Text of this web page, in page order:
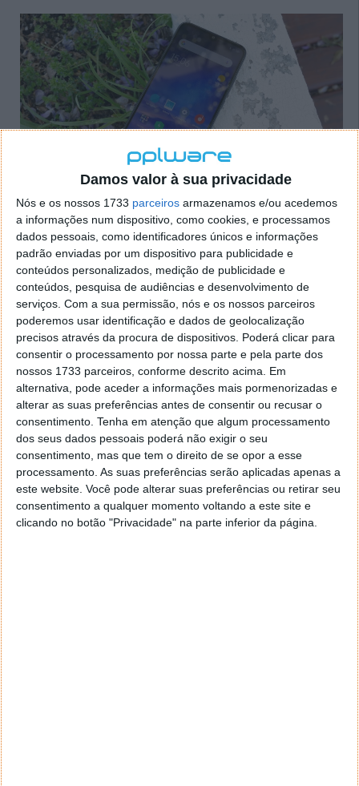
Damos valor à sua privacidade
Nós e os nossos 1733 parceiros armazenamos e/ou acedemos
a informações num dispositivo, como cookies, e processamos
dados pessoais, como identificadores únicos e informações
padrão enviadas por um dispositivo para publicidade e
conteúdos personalizados, medição de publicidade e
conteúdos, pesquisa de audiências e desenvolvimento de
serviços. Com a sua permissão, nós e os nossos parceiros
poderemos usar identificação e dados de geolocalização
precisos através da procura de dispositivos. Poderá clicar para
consentir o processamento por nossa parte e pela parte dos
nossos 1733 parceiros, conforme descrito acima. Em
alternativa, pode aceder a informações mais pormenorizadas e
alterar as suas preferências antes de consentir ou recusar o
consentimento. Tenha em atenção que algum processamento
dos seus dados pessoais poderá não exigir o seu
consentimento, mas que tem o direito de se opor a esse
processamento. As suas preferências serão aplicadas apenas a
este website. Você pode alterar suas preferências ou retirar seu
consentimento a qualquer momento voltando a este site e
clicando no botão "Privacidade" na parte inferior da página.
A tendência atual tem sido, inegavelmente, o maior
aproveitamento da área frontal para o ecrã. A
questão é que nem mesmo a série "não-Note" se
está a conter no tamanho e os conceitos acabam por
se misturar. "Note" agora significa melhores
especificações que o "não-Note". O tamanho fica de
parte.
Características gerais do Xiaomi Redmi 7
O Redmi 7 é um smartphone com grande
aproveitamento da área frontal para o ecrã, na
ordem os 82%. Além disso, tem um entalhe no topo,
em forma de gota, tal como o Redmi Note 7. É um
"notch" com uma dimensão muito mais comedida,
comparando com outros modelos.